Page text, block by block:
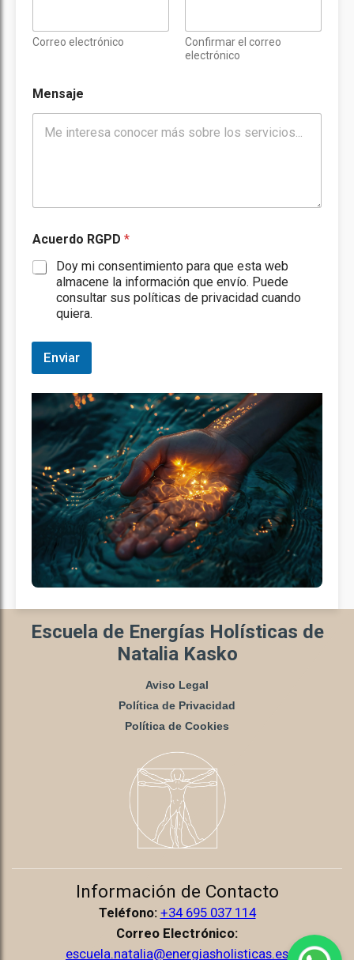
Correo electrónico
Confirmar el correo
electrónico
Mensaje
c
u
e
e
e
n
s
a
e
Acuerdo RGPD *
Doy mi consentimiento para que esta web
almacene la información que envío. Puede
consultar sus políticas de privacidad cuando
quiera.
Enviar
Escuela de Energías Holísticas de
Natalia Kasko
Aviso Legal
Política de Privacidad
Política de Cookies
Información de Contacto
Teléfono: +34 695 037 114
Correo Electrónico:
escuela.natalia@energiasholisticas.es